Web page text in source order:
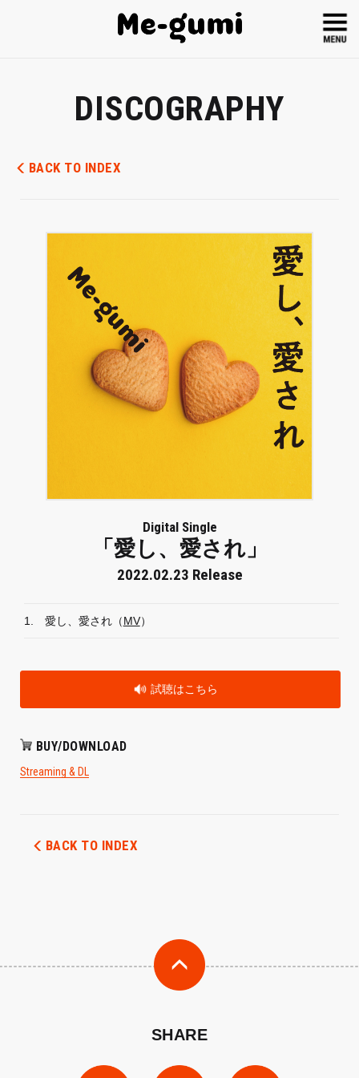
DISCOGRAPHY
BACK TO INDEX
Digital Single
「愛し、愛され」
2022.02.23 Release
1. 愛し、愛され（MV）
試聴はこちら
BUY/DOWNLOAD
Streaming & DL
BACK TO INDEX
SHARE